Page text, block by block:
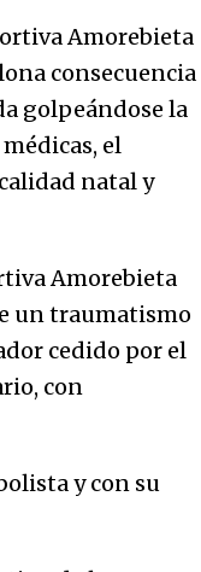
se quedó con
2025
Amorebieta
consecuencia
golpeándose la
el
natal y
Amorebieta
un traumatismo
cedido por el
con
y con su